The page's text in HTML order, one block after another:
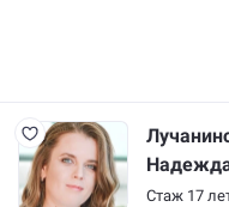
Стаж 17